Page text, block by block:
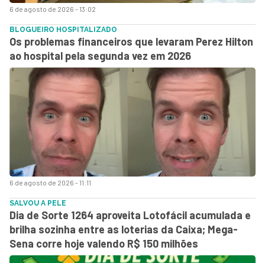
6 de agosto de 2026 - 13:02
6 de agosto de 2026 - 11:11
BLOGUEIRO HOSPITALIZADO
Os problemas financeiros que levaram Perez Hilton
ao hospital pela segunda vez em 2026
SALVOU A PELE
Dia de Sorte 1264 aproveita Lotofácil acumulada e
brilha sozinha entre as loterias da Caixa; Mega-
Sena corre hoje valendo R$ 150 milhões